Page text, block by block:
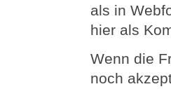
als in
hier als
Wenn die
noch